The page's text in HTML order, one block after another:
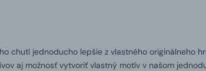
chutí jednoducho lepšie z vlastného originálneho
aj možnosť vytvoriť vlastný motív v našom